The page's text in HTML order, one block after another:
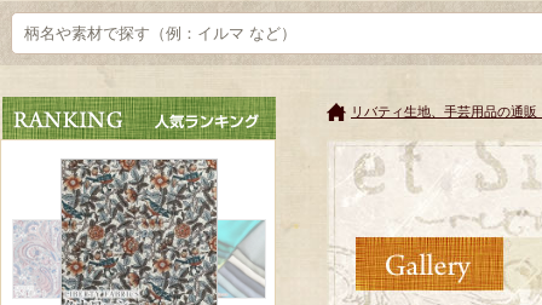
リバティ生地、手芸用品の通